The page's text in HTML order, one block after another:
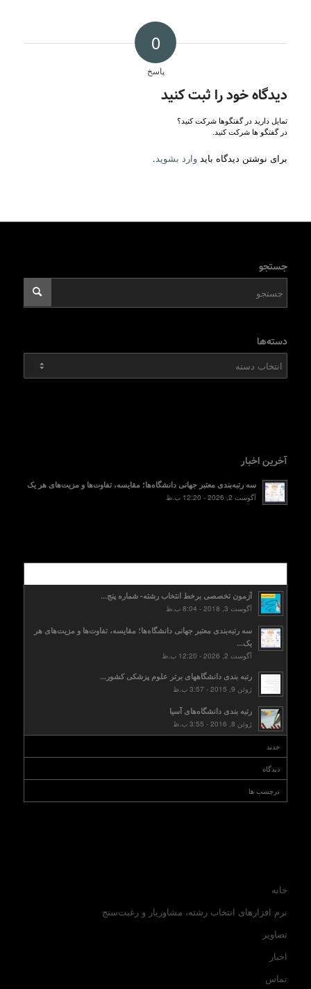
0
پاسخ
دیدگاه خود را ثبت کنید
تمایل دارید در گفتگوها شرکت کنید؟
در گفتگو ها شرکت کنید.
برای نوشتن دیدگاه باید وارد بشوید.
جستجو
دسته‌ها
آخرین اخبار
سه رتبه‌بندی معتبر جهانی دانشگاه‌ها؛ مقایسه، تفاوت‌ها و مزیت‌های هر یک
آگوست 2, 2026 - 12:20 ب.ظ
آزمون تخصصی برخط انتخاب رشته- شماره پنج...
آگوست 3, 2018 - 8:04 ب.ظ
سه رتبه‌بندی معتبر جهانی دانشگاه‌ها؛ مقایسه، تفاوت‌ها و مزیت‌های هر
یک...
آگوست 2, 2026 - 12:20 ب.ظ
رتبه بندی دانشگاههای برتر علوم پزشکی کشور...
ژوئن 9, 2015 - 3:57 ب.ظ
رتبه بندی دانشگاه‌های آسیا
ژوئن 8, 2016 - 3:55 ب.ظ
جدید
دیدگاه
برچسب ها
خانه
نرم افزارهای انتخاب رشته، مشاوریار و رغبت‌سنج
تصاویر
اخبار
تماس